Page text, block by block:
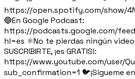
https://open.spotify.com/show/
🔵En Google Podcast:
https://podcasts.google.com/feed/
hl=es ⚛️No te pierdas ningún
SUSCRIBIRTE, ¡es GRATIS!:
https://www.youtube.com/user/
sub_confirmation=1 🐦¡Sígueme en